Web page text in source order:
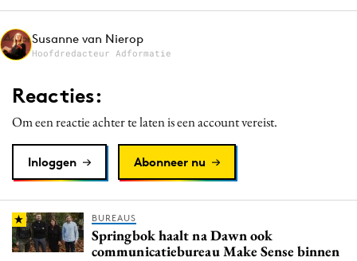
Susanne van Nierop
Hoofdredacteur Adformatie
Reacties:
Om een reactie achter te laten is een account vereist.
Inloggen Abonneer nu
BUREAUS
Springbok haalt na Dawn ook
communicatiebureau Make Sense binnen